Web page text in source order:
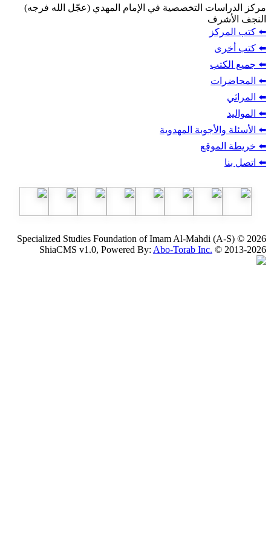
التخصصية في الإمام المهدي (عجّل الله فرجه)
المهدوية
Specialized Studies Foundation of Imam Al-
ShiaCMS v1.0, Powered By:Abo-Torab Inc.